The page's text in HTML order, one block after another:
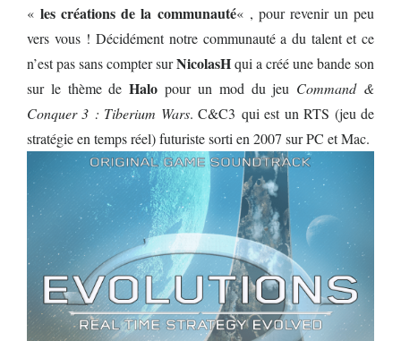
«les créations de la communauté« , pour revenir un peu
vers vous ! Décidément notre communauté a du talent et ce
n’est pas sans compter surNicolasHqui a créé une bande son
sur le thème deHalo pour un mod du jeu Command &
Conquer 3 : Tiberium Wars. C&C3 qui est un RTS (jeu de
stratégie en temps réel) futuriste sorti en 2007 sur PC et Mac.